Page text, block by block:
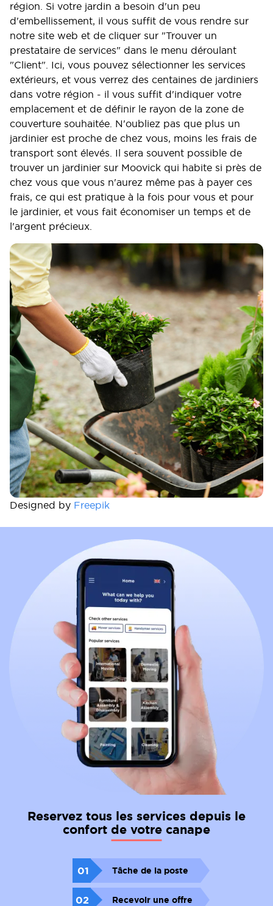
région. Si votre jardin a besoin d'un peu
d'embellissement, il vous suffit de vous rendre sur
notre site web et de cliquer sur "Trouver un
prestataire de services" dans le menu déroulant
"Client". Ici, vous pouvez sélectionner les services
extérieurs, et vous verrez des centaines de jardiniers
dans votre région - il vous suffit d'indiquer votre
emplacement et de définir le rayon de la zone de
couverture souhaitée. N'oubliez pas que plus un
jardinier est proche de chez vous, moins les frais de
transport sont élevés. Il sera souvent possible de
trouver un jardinier sur Moovick qui habite si près de
chez vous que vous n'aurez même pas à payer ces
frais, ce qui est pratique à la fois pour vous et pour
le jardinier, et vous fait économiser un temps et de
l'argent précieux.
Designed by Freepik
Reservez tous les services depuis le
confort de votre canape
01 Tâche de la poste
02 Recevoir une offre